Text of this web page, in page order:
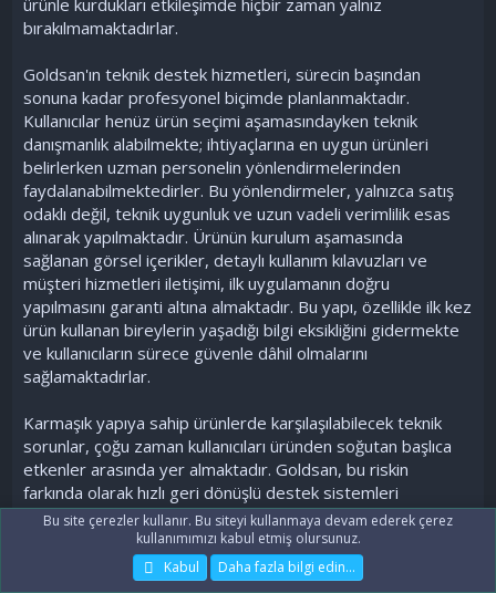
bırakılmamaktadırlar.
Goldsan'ın teknik destek hizmetleri, sürecin başından
sonuna kadar profesyonel biçimde planlanmaktadır.
Kullanıcılar henüz ürün seçimi aşamasındayken teknik
danışmanlık alabilmekte; ihtiyaçlarına en uygun ürünleri
belirlerken uzman personelin yönlendirmelerinden
faydalanabilmektedirler. Bu yönlendirmeler, yalnızca satış
odaklı değil, teknik uygunluk ve uzun vadeli verimlilik esas
alınarak yapılmaktadır. Ürünün kurulum aşamasında
sağlanan görsel içerikler, detaylı kullanım kılavuzları ve
müşteri hizmetleri iletişimi, ilk uygulamanın doğru
yapılmasını garanti altına almaktadır. Bu yapı, özellikle ilk kez
ürün kullanan bireylerin yaşadığı bilgi eksikliğini gidermekte
ve kullanıcıların sürece güvenle dâhil olmalarını
sağlamaktadırlar.
Karmaşık yapıya sahip ürünlerde karşılaşılabilecek teknik
sorunlar, çoğu zaman kullanıcıları üründen soğutan başlıca
etkenler arasında yer almaktadır. Goldsan, bu riskin
farkında olarak hızlı geri dönüşlü destek sistemleri
geliştirmiştir. Kullanıcılar yaşadıkları sorunu çeşitli kanallar
üzerinden kolayca iletebilmekte; e-posta, canlı destek ya
da telefon aracılığıyla teknik ekibe doğrudan
ulaşabilmektedirler. Teknik personel, yalnızca uzaktan
Bu site çerezler kullanır. Bu siteyi kullanmaya devam ederek çerez
kullanımımızı kabul etmiş olursunuz.
Kabul
Daha fazla bilgi edin…